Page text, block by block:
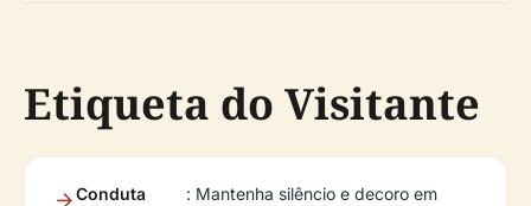
Etiqueta do Visitante
Conduta
: Mantenha silêncio e decoro em